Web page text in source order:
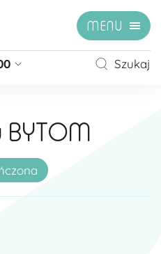
MENU
zamknięte
10:00 - 20:00
Szukaj